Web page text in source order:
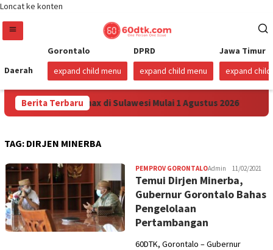
Loncat ke konten
Daerah
Gorontalo
expand child menu
DPRD
expand child menu
Jawa Timur
expand child
Berita Terbaru
Harga Pertamax di Sulawesi Mulai 1 Agustus 2026
TAG: DIRJEN MINERBA
PEMPROV GORONTALOAdmin 11/02/2021
Temui Dirjen Minerba,
Gubernur Gorontalo Bahas
Pengelolaan
Pertambangan
60DTK, Gorontalo – Gubernur